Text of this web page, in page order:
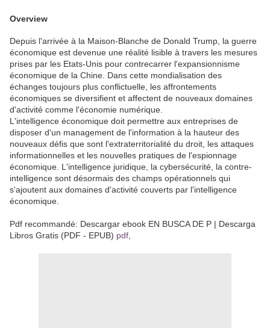
Overview
Depuis l'arrivée à la Maison-Blanche de Donald Trump, la guerre
économique est devenue une réalité lisible à travers les mesures
prises par les Etats-Unis pour contrecarrer l'expansionnisme
économique de la Chine. Dans cette mondialisation des
échanges toujours plus conflictuelle, les affrontements
économiques se diversifient et affectent de nouveaux domaines
d'activité comme l'économie numérique.
L'intelligence économique doit permettre aux entreprises de
disposer d'un management de l'information à la hauteur des
nouveaux défis que sont l'extraterritorialité du droit, les attaques
informationnelles et les nouvelles pratiques de l'espionnage
économique. L'intelligence juridique, la cybersécurité, la contre-
intelligence sont désormais des champs opérationnels qui
s'ajoutent aux domaines d'activité couverts par l'intelligence
économique.
Pdf recommandé: Descargar ebook EN BUSCA DE P | Descarga
Libros Gratis (PDF - EPUB) pdf